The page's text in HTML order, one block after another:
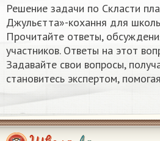
Решение задачи по Скласти
Джульєтта»-кохання для
Прочитайте ответы,
участников. Ответы на этот
Задавайте свои вопросы,
становитесь экспертом,